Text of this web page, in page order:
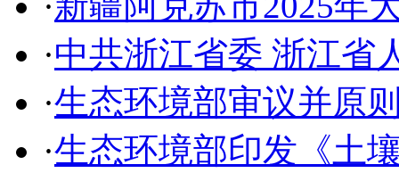
·中共浙江省委 浙江省
·生态环境部审议并原
·生态环境部印发《土